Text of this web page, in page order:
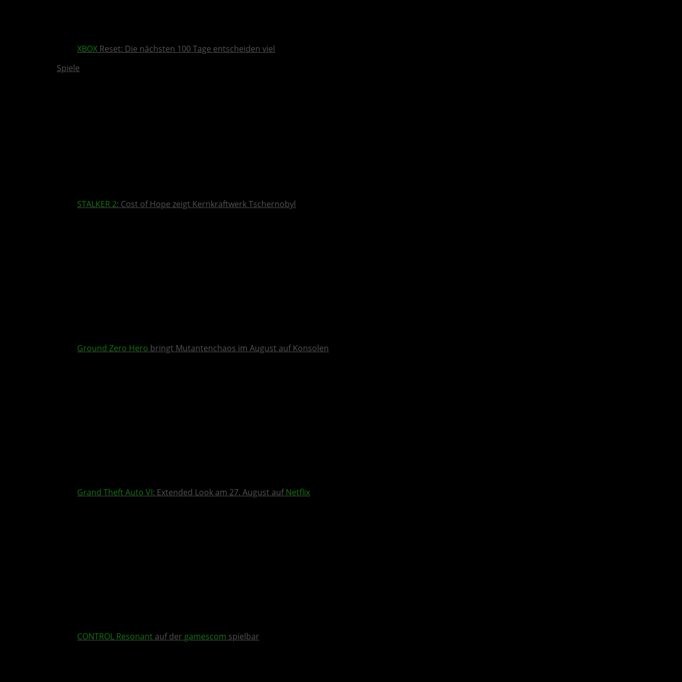
XBOX Reset: Die nächsten 100 Tage entscheiden viel
Spiele
STALKER 2: Cost of Hope zeigt Kernkraftwerk Tschernobyl
Ground Zero Hero bringt Mutantenchaos im August auf Konsolen
Grand Theft Auto VI: Extended Look am 27. August aufNetflix
CONTROL Resonant auf der gamescom spielbar